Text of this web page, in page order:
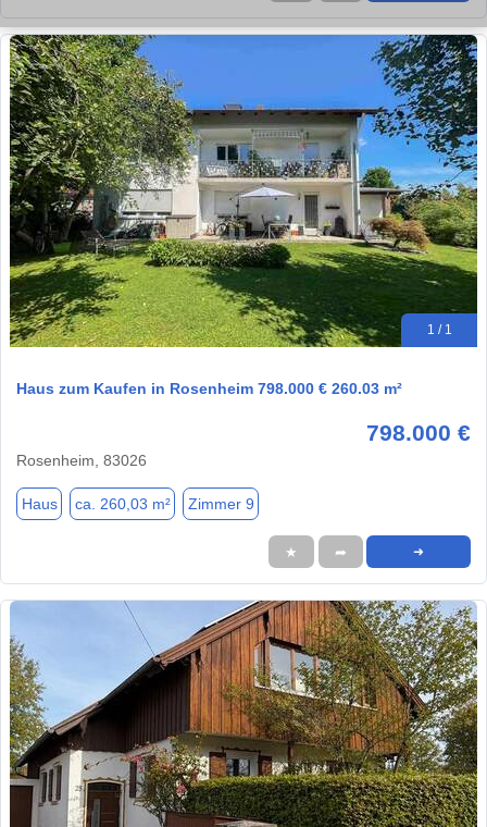
1 / 1
Haus zum Kaufen in Rosenheim 798.000 € 260.03 m²
798.000 €
Rosenheim, 83026
Haus ca. 260,03 m² Zimmer 9
★ ➦ ➜